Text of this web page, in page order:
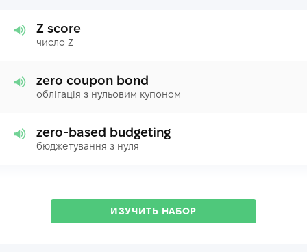
Z score
число Z
zero coupon bond
облігація з нульовим купоном
zero-based budgeting
бюджетування з нуля
ИЗУЧИТЬ НАБОР